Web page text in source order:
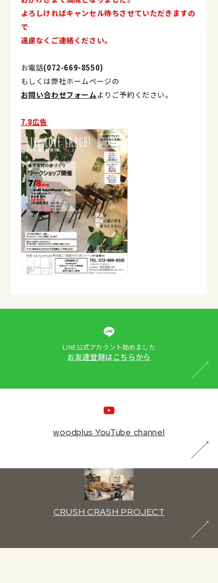
よろしければキャンセル待ちさせていただきますの
で
遠慮なくご連絡ください。
お電話(072-669-8550)
もしくは弊社ホームページの
お問い合わせフォームよりご予約ください。
7.8広告
LINE公式アカウント始めました
お友達登録はこちらから
woodplus YouTube channel
CRUSH CRASH PROJECT